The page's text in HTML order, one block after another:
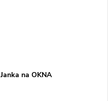
Janka na OKNA